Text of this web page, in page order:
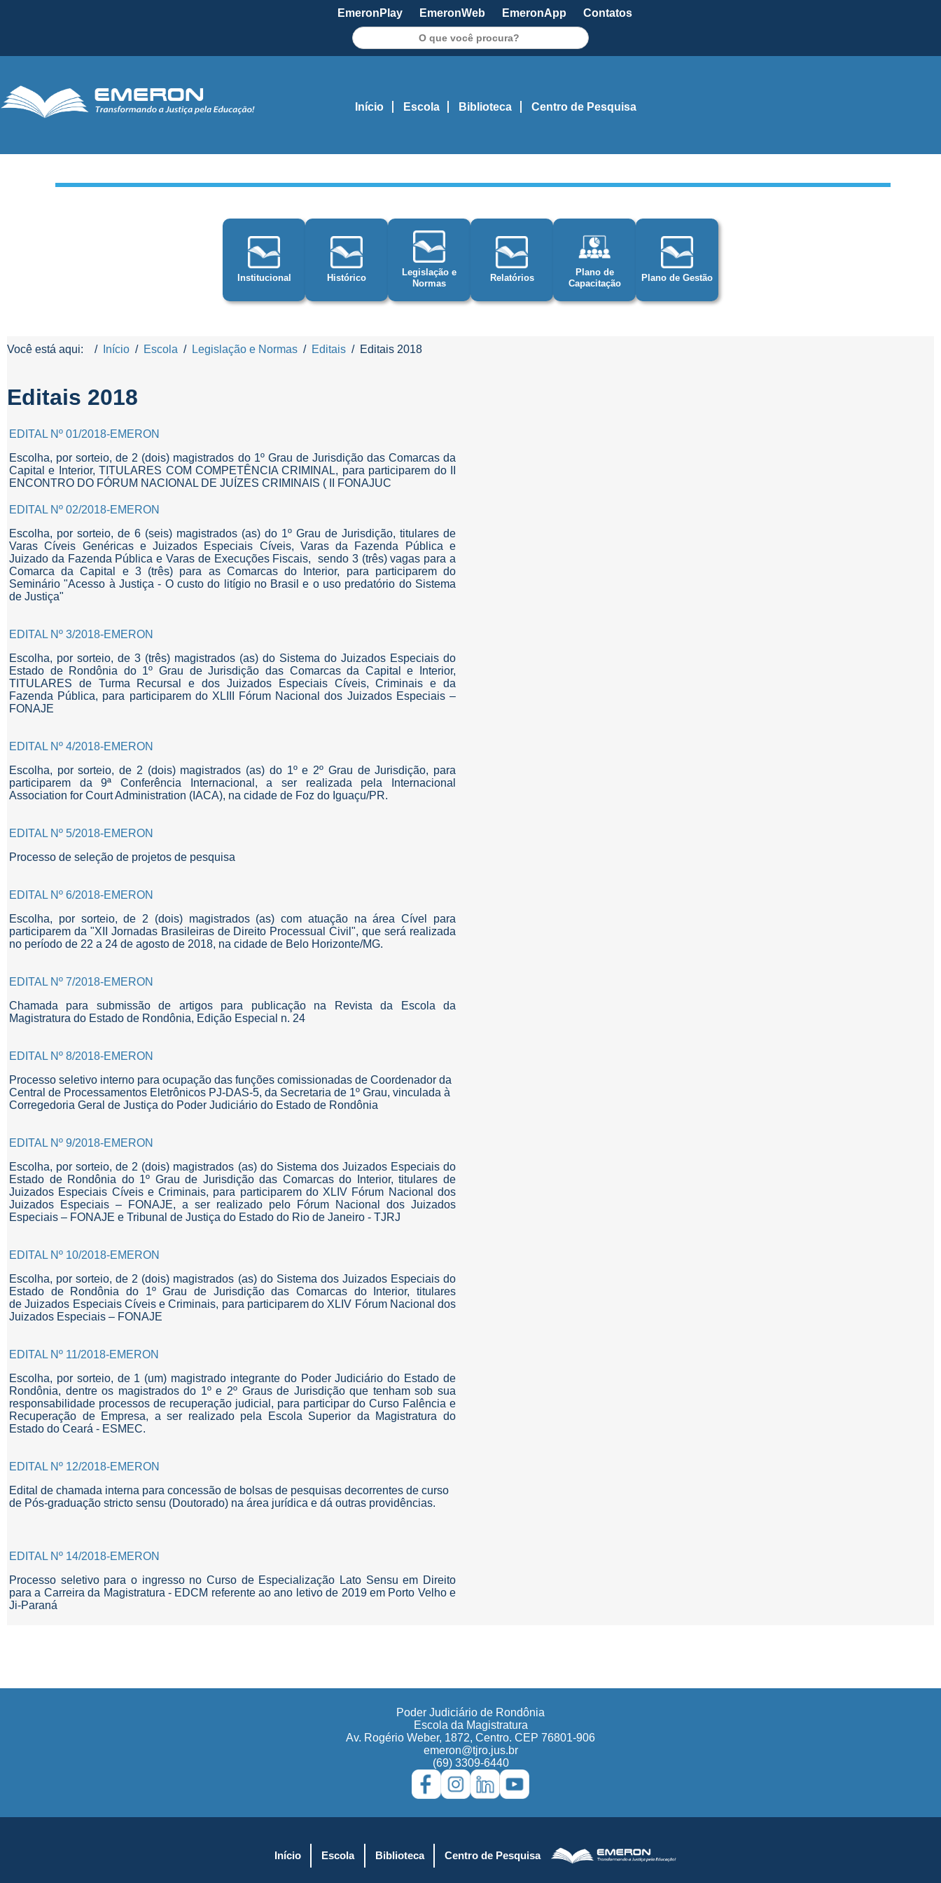
EmeronPlay EmeronWeb EmeronApp Contatos
Início Escola Biblioteca Centro de Pesquisa
Institucional Histórico
Legislação e
Normas
Relatórios
Plano de
Capacitação
Plano de Gestão
Você está aqui: Início Escola Legislação e Normas Editais Editais 2018
Editais 2018
EDITAL Nº 01/2018-EMERON
Escolha, por sorteio, de 2 (dois) magistrados do 1º Grau de Jurisdição das Comarcas da
Capital e Interior, TITULARES COM COMPETÊNCIA CRIMINAL, para participarem do II
ENCONTRO DO FÓRUM NACIONAL DE JUÍZES CRIMINAIS ( II FONAJUC
EDITAL Nº 02/2018-EMERON
Escolha, por sorteio, de 6 (seis) magistrados (as) do 1º Grau de Jurisdição, titulares de
Varas Cíveis Genéricas e Juizados Especiais Cíveis, Varas da Fazenda Pública e
Juizado da Fazenda Pública e Varas de Execuções Fiscais, sendo 3 (três) vagas para a
Comarca da Capital e 3 (três) para as Comarcas do Interior, para participarem do
Seminário "Acesso à Justiça - O custo do litígio no Brasil e o uso predatório do Sistema
de Justiça"
EDITAL Nº 3/2018-EMERON
Escolha, por sorteio, de 3 (três) magistrados (as) do Sistema do Juizados Especiais do
Estado de Rondônia do 1º Grau de Jurisdição das Comarcas da Capital e Interior,
TITULARES de Turma Recursal e dos Juizados Especiais Cíveis, Criminais e da
Fazenda Pública, para participarem do XLIII Fórum Nacional dos Juizados Especiais –
FONAJE
EDITAL Nº 4/2018-EMERON
Escolha, por sorteio, de 2 (dois) magistrados (as) do 1º e 2º Grau de Jurisdição, para
participarem da 9ª Conferência Internacional, a ser realizada pela Internacional
Association for Court Administration (IACA), na cidade de Foz do Iguaçu/PR.
EDITAL Nº 5/2018-EMERON
Processo de seleção de projetos de pesquisa
EDITAL Nº 6/2018-EMERON
Escolha, por sorteio, de 2 (dois) magistrados (as) com atuação na área Cível para
participarem da "XII Jornadas Brasileiras de Direito Processual Civil", que será realizada
no período de 22 a 24 de agosto de 2018, na cidade de Belo Horizonte/MG.
EDITAL Nº 7/2018-EMERON
Chamada para submissão de artigos para publicação na Revista da Escola da
Magistratura do Estado de Rondônia, Edição Especial n. 24
EDITAL Nº 8/2018-EMERON
Processo seletivo interno para ocupação das funções comissionadas de Coordenador da
Central de Processamentos Eletrônicos PJ-DAS-5, da Secretaria de 1º Grau, vinculada à
Corregedoria Geral de Justiça do Poder Judiciário do Estado de Rondônia
EDITAL Nº 9/2018-EMERON
Escolha, por sorteio, de 2 (dois) magistrados (as) do Sistema dos Juizados Especiais do
Estado de Rondônia do 1º Grau de Jurisdição das Comarcas do Interior, titulares de
Juizados Especiais Cíveis e Criminais, para participarem do XLIV Fórum Nacional dos
Juizados Especiais – FONAJE, a ser realizado pelo Fórum Nacional dos Juizados
Especiais – FONAJE e Tribunal de Justiça do Estado do Rio de Janeiro - TJRJ
EDITAL Nº 10/2018-EMERON
Escolha, por sorteio, de 2 (dois) magistrados (as) do Sistema dos Juizados Especiais do
Estado de Rondônia do 1º Grau de Jurisdição das Comarcas do Interior, titulares
de Juizados Especiais Cíveis e Criminais, para participarem do XLIV Fórum Nacional dos
Juizados Especiais – FONAJE
EDITAL Nº 11/2018-EMERON
Escolha, por sorteio, de 1 (um) magistrado integrante do Poder Judiciário do Estado de
Rondônia, dentre os magistrados do 1º e 2º Graus de Jurisdição que tenham sob sua
responsabilidade processos de recuperação judicial, para participar do Curso Falência e
Recuperação de Empresa, a ser realizado pela Escola Superior da Magistratura do
Estado do Ceará - ESMEC.
EDITAL Nº 12/2018-EMERON
Edital de chamada interna para concessão de bolsas de pesquisas decorrentes de curso
de Pós-graduação stricto sensu (Doutorado) na área jurídica e dá outras providências.
EDITAL Nº 14/2018-EMERON
Processo seletivo para o ingresso no Curso de Especialização Lato Sensu em Direito
para a Carreira da Magistratura - EDCM referente ao ano letivo de 2019 em Porto Velho e
Ji-Paraná
Poder Judiciário de Rondônia
Escola da Magistratura
Av. Rogério Weber, 1872, Centro. CEP 76801-906
emeron@tjro.jus.br
(69) 3309-6440
Início Escola Biblioteca Centro de Pesquisa